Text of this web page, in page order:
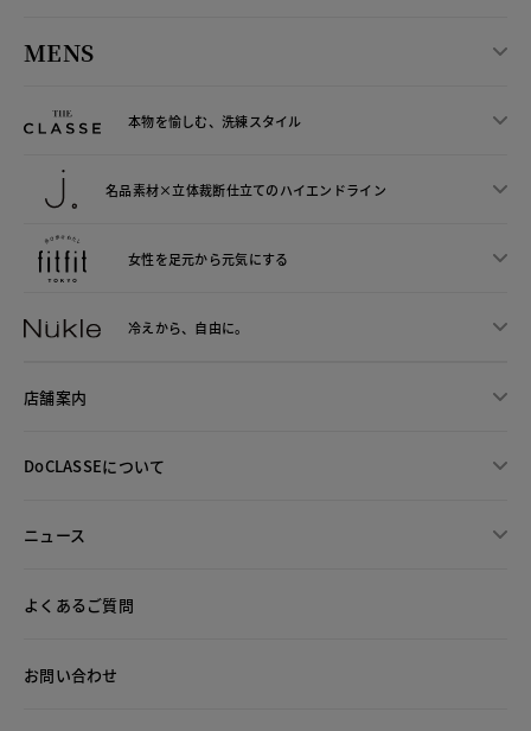
MENS
本物を愉しむ、洗練スタイル
名品素材×立体裁断仕立てのハイエンドライン
女性を足元から元気にする
冷えから、 自由に。
店舗案内
DoCLASSEについて
ニュース
よくあるご質問
お問い合わせ